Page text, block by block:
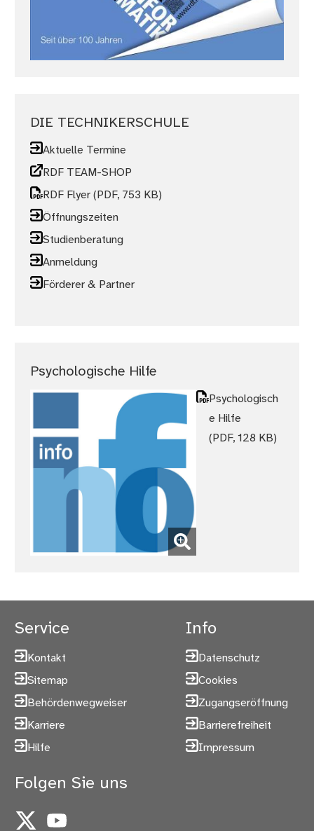
DIE TECHNIKERSCHULE
Aktuelle Termine
RDF TEAM-SHOP
RDF Flyer (PDF, 753 KB)
Öffnungszeiten
Studienberatung
Anmeldung
Förderer & Partner
Psychologische Hilfe
Psychologisch
e Hilfe
(PDF, 128 KB)
Service
Kontakt
Sitemap
Behördenwegweiser
Karriere
Hilfe
Info
Datenschutz
Cookies
Zugangseröffnung
Barrierefreiheit
Impressum
Folgen Sie uns
X YouTube